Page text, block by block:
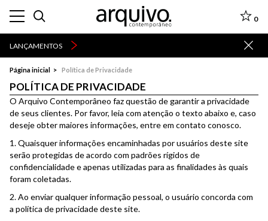
0
LANÇAMENTOS
Página inicial Política de Privacidade
POLÍTICA DE PRIVACIDADE
O Arquivo Contemporâneo faz questão de garantir a privacidade
de seus clientes. Por favor, leia com atenção o texto abaixo e, caso
deseje obter maiores informações, entre em contato conosco.
1. Quaisquer informações encaminhadas por usuários deste site
serão protegidas de acordo com padrões rígidos de
confidencialidade e apenas utilizadas para as finalidades às quais
foram coletadas.
2. Ao enviar qualquer informação pessoal, o usuário concorda com
a política de privacidade deste site.